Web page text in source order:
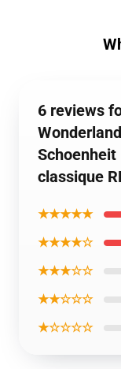
6 reviews
classique
★★★★★
★★★★☆
★★★☆☆
★★☆☆☆
★☆☆☆☆